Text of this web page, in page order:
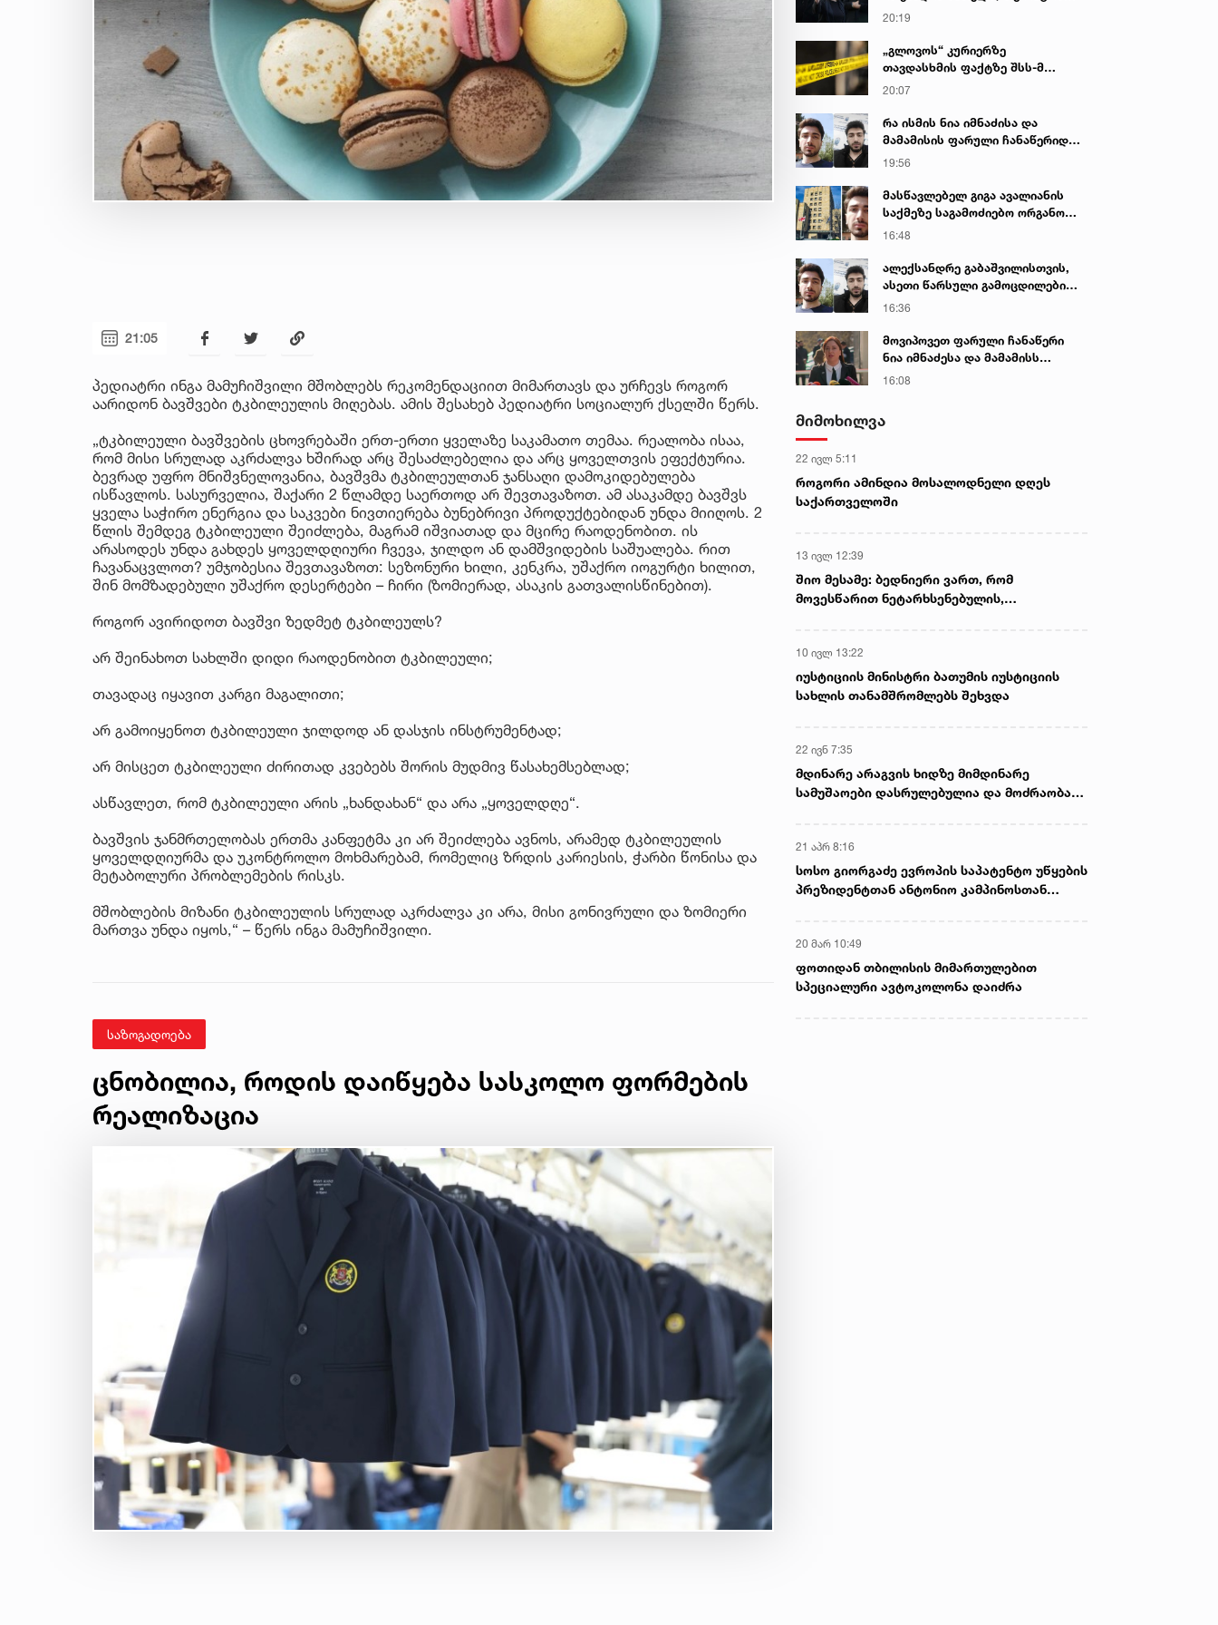
21:05
პედიატრი ინგა მამუჩიშვილი მშობლებს რეკომენდაციით მიმართავს და ურჩევს როგორ
აარიდონ ბავშვები ტკბილეულის მიღებას. ამის შესახებ პედიატრი სოციალურ ქსელში წერს.
„ტკბილეული ბავშვების ცხოვრებაში ერთ-ერთი ყველაზე საკამათო თემაა. რეალობა ისაა,
რომ მისი სრულად აკრძალვა ხშირად არც შესაძლებელია და არც ყოველთვის ეფექტურია.
ბევრად უფრო მნიშვნელოვანია, ბავშვმა ტკბილეულთან ჯანსაღი დამოკიდებულება
ისწავლოს. სასურველია, შაქარი 2 წლამდე საერთოდ არ შევთავაზოთ. ამ ასაკამდე ბავშვს
ყველა საჭირო ენერგია და საკვები ნივთიერება ბუნებრივი პროდუქტებიდან უნდა მიიღოს. 2
წლის შემდეგ ტკბილეული შეიძლება, მაგრამ იშვიათად და მცირე რაოდენობით. ის
არასოდეს უნდა გახდეს ყოველდღიური ჩვევა, ჯილდო ან დამშვიდების საშუალება. რით
ჩავანაცვლოთ? უმჯობესია შევთავაზოთ: სეზონური ხილი, კენკრა, უშაქრო იოგურტი ხილით,
შინ მომზადებული უშაქრო დესერტები – ჩირი (ზომიერად, ასაკის გათვალისწინებით).
როგორ ავირიდოთ ბავშვი ზედმეტ ტკბილეულს?
არ შეინახოთ სახლში დიდი რაოდენობით ტკბილეული;
თავადაც იყავით კარგი მაგალითი;
არ გამოიყენოთ ტკბილეული ჯილდოდ ან დასჯის ინსტრუმენტად;
არ მისცეთ ტკბილეული ძირითად კვებებს შორის მუდმივ წასახემსებლად;
ასწავლეთ, რომ ტკბილეული არის „ხანდახან“ და არა „ყოველდღე“.
ბავშვის ჯანმრთელობას ერთმა კანფეტმა კი არ შეიძლება ავნოს, არამედ ტკბილეულის
ყოველდღიურმა და უკონტროლო მოხმარებამ, რომელიც ზრდის კარიესის, ჭარბი წონისა და
მეტაბოლური პრობლემების რისკს.
მშობლების მიზანი ტკბილეულის სრულად აკრძალვა კი არა, მისი გონივრული და ზომიერი
მართვა უნდა იყოს,“ – წერს ინგა მამუჩიშვილი.
საზოგადოება
ცნობილია, როდის დაიწყება სასკოლო ფორმების
რეალიზაცია
იყო ნია იმნაძე წამქეზებელი...“ -
20:19
„გლოვოს“ კურიერზე
თავდასხმის ფაქტზე შსს-მ
გამოძიება დაიწყო
20:07
რა ისმის ნია იმნაძისა და
მამამისის ფარული ჩანაწერიდან
- გიგა ავალიანის მკვლელობის
19:56
მასწავლებელ გიგა ავალიანის
საქმეზე საგამოძიებო ორგანო
დაკავებულ არასრულწლოვნებს -
ბერუაშვილს 30 დღის
განმავლობაში ფარულად
16:48
ალექსანდრე გაბაშვილისთვის,
ასეთი წარსული გამოცდილების
ადამიანისთვის ინფორმაციის
სექსუალურად ავიწროებდა,
ფაქტობრივად, წაქეზება იყო -
16:36
მოვიპოვეთ ფარული ჩანაწერი
ნია იმნაძესა და მამამისს
შორის, განიხილავდნენ, როგორ
არასწორად მოიქცა, თუმცა
ეპოქაში სხვანაირად ხდება -
პროკურორი
16:08
მიმოხილვა
22 ივლ 5:11
როგორი ამინდია მოსალოდნელი დღეს
საქართველოში
13 ივლ 12:39
შიო მესამე: ბედნიერი ვართ, რომ
მოვესწარით ნეტარხსენებულის,
10 ივლ 13:22
იუსტიციის მინისტრი ბათუმის იუსტიციის
სახლის თანამშრომლებს შეხვდა
22 ივნ 7:35
მდინარე არაგვის ხიდზე მიმდინარე
სამუშაოები დასრულებულია და მოძრაობა
21 აპრ 8:16
სოსო გიორგაძე ევროპის საპატენტო უწყების
პრეზიდენტთან ანტონიო კამპინოსთან
20 მარ 10:49
ფოთიდან თბილისის მიმართულებით
სპეციალური ავტოკოლონა დაიძრა